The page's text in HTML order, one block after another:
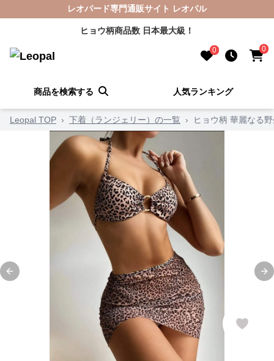
レオパード専門通販サイト レオパル
ヒョウ柄商品数 日本最大級！
0 0
商品を検索する 人気ランキング
Leopal TOP › 下着（ランジェリー）の一覧 › ヒョウ柄 華麗なる
Previous slide